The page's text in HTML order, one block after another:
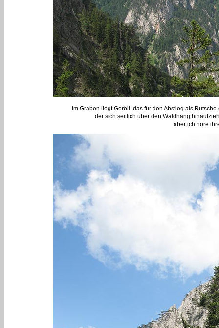
Im Graben liegt Geröll, das für den Abstieg als
der sich seitlich über den Waldhang
aber ich höre